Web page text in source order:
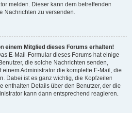
melden. Dieser kann dem betreffenden
Nachrichten zu versenden.
einem Mitglied dieses Forums erhalten!
E-Mail-Formular dieses Forums hat einige
die solche Nachrichten senden,
Administrator die komplette E-Mail, die
Dabei ist es ganz wichtig, die Kopfzeilen
enthalten Details über den Benutzer, der die
kann dann entsprechend reagieren.